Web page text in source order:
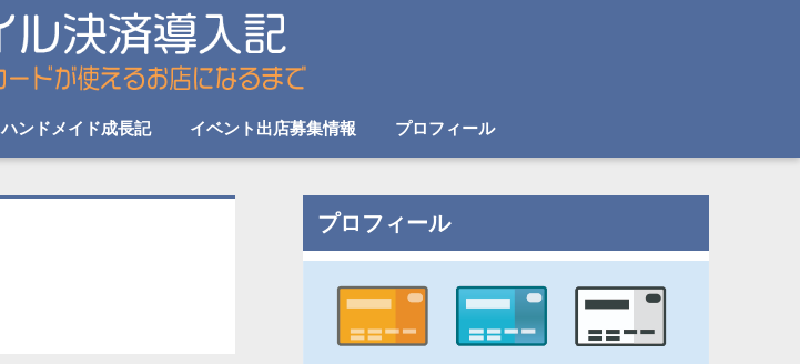
ハンドメイド成長記 イベント出店募集情報 プロフィール
プロフィール